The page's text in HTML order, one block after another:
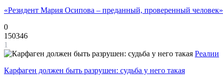
«Резидент Мария Осипова – преданный, проверенный человек»
0
150346
1
Реалии
Карфаген должен быть разрушен: судьба у него такая